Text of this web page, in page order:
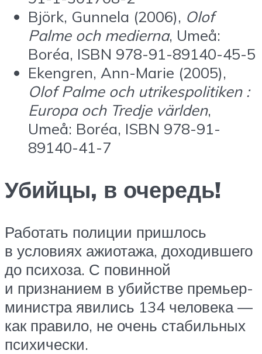
Björk, Gunnela (2006), Olof
Palme och medierna, Umeå:
Boréa, ISBN 978-91-89140-45-5
Ekengren, Ann-Marie (2005),
Olof Palme och utrikespolitiken :
Europa och Tredje världen,
Umeå: Boréa, ISBN 978-91-
89140-41-7
Убийцы, в очередь!
Работать полиции пришлось
в условиях ажиотажа, доходившего
до психоза. С повинной
и признанием в убийстве премьер-
министра явились 134 человека —
как правило, не очень стабильных
психически.